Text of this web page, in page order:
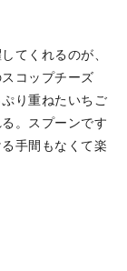
てくれるのが、
コップチーズ
り重ねたいちご
。スプーンです
手間もなくて楽